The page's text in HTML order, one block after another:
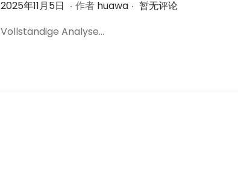
作
2025年11月5日 2
2
作者 huawa
暂无评论
Vollständige Analyse…